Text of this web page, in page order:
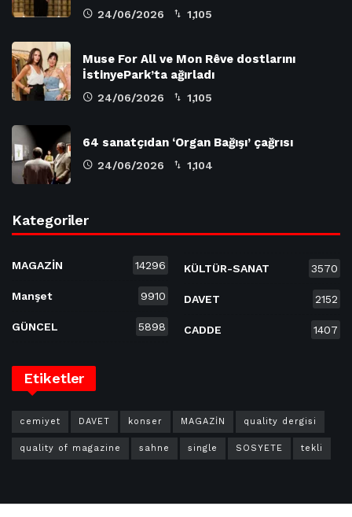
24/06/2026 1,105
Muse For All ve Mon Rêve dostlarını
İstinyePark’ta ağırladı
24/06/2026 1,105
64 sanatçıdan ‘Organ Bağışı’ çağrısı
24/06/2026 1,104
Kategoriler
MAGAZİN 14296
Manşet 9910
GÜNCEL 5898
KÜLTÜR-SANAT 3570
DAVET 2152
CADDE 1407
Etiketler
cemiyet DAVET konser MAGAZİN quality dergisi
quality of magazine sahne single SOSYETE tekli